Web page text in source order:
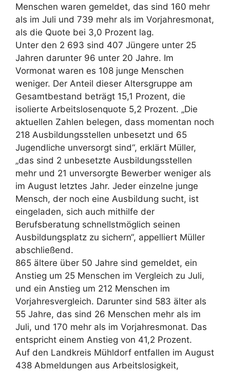
Menschen waren gemeldet, das sind 160 mehr
als im Juli und 739 mehr als im Vorjahresmonat,
als die Quote bei 3,0 Prozent lag.
Unter den 2 693 sind 407 Jüngere unter 25
Jahren darunter 96 unter 20 Jahre. Im
Vormonat waren es 108 junge Menschen
weniger. Der Anteil dieser Altersgruppe am
Gesamtbestand beträgt 15,1 Prozent, die
isolierte Arbeitslosenquote 5,2 Prozent. „Die
aktuellen Zahlen belegen, dass momentan noch
218 Ausbildungsstellen unbesetzt und 65
Jugendliche unversorgt sind“, erklärt Müller,
„das sind 2 unbesetzte Ausbildungsstellen
mehr und 21 unversorgte Bewerber weniger als
im August letztes Jahr. Jeder einzelne junge
Mensch, der noch eine Ausbildung sucht, ist
eingeladen, sich auch mithilfe der
Berufsberatung schnellstmöglich seinen
Ausbildungsplatz zu sichern“, appelliert Müller
abschließend.
865 ältere über 50 Jahre sind gemeldet, ein
Anstieg um 25 Menschen im Vergleich zu Juli,
und ein Anstieg um 212 Menschen im
Vorjahresvergleich. Darunter sind 583 älter als
55 Jahre, das sind 26 Menschen mehr als im
Juli, und 170 mehr als im Vorjahresmonat. Das
entspricht einem Anstieg von 41,2 Prozent.
Auf den Landkreis Mühldorf entfallen im August
438 Abmeldungen aus Arbeitslosigkeit,